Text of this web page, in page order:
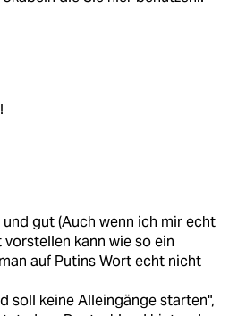
gut (Auch wenn ich mir echt
kann wie so ein
auf Putins Wort echt nicht
soll keine Alleingänge starten",